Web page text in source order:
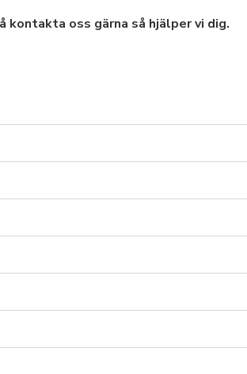
kontakta oss gärna så hjälper vi dig.